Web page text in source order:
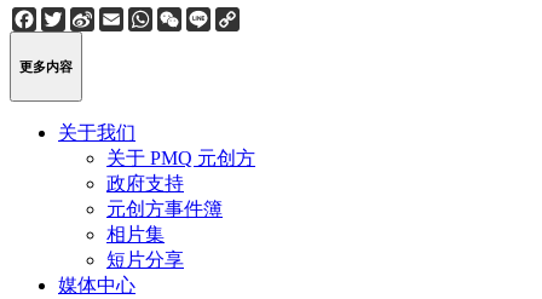
Facebook
Twitter
Sina
Weibo
EmailWhatsApp
WeChat
Line
更多内容
关于我们
关于 PMQ 元创方
政府支持
元创方事件簿
相片集
短片分享
媒体中心